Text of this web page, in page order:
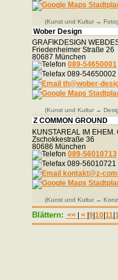
(Kunst und Kultur →
Wober Design
GRAFIKDESIGN
Friedenheimer Straße 26
80687 München
089-54650001
089-54650002
th@wober-
(Kunst und Kultur →
Z COMMON GROUND
KUNSTAREAL IM EHEM.
Zschokkestraße 36
80686 München
089-56010713
089-56010721
kontakt@z-
(Kunst und Kultur →
Blättern: << < |9 |10 |11 |